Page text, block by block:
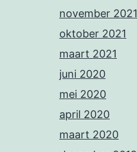
november 2021
oktober 2021
maart 2021
juni 2020
mei 2020
april 2020
maart 2020